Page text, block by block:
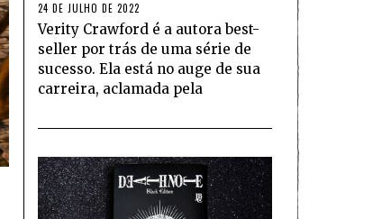
24 DE JULHO DE 2022
Verity Crawford é a autora best-
seller por trás de uma série de
sucesso. Ela está no auge de sua
carreira, aclamada pela